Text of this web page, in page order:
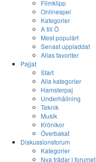
Filmklipp
Onlinespel
Kategorier
A till Ö
Mest populärt
Senast uppladdat
Allas favoriter
Pajjat
Start
Alla kategorier
Hamsterpaj
Underhållning
Teknik
Musik
Krönikor
Överbakat
Diskussionsforum
Kategorier
Nya trådar i forumet